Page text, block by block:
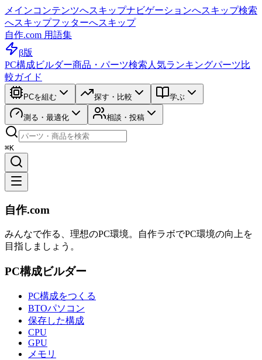
メインコンテンツへスキップナビゲーションへスキップ検索
へスキップフッターへスキップ
自作.com 用語集
β版
PC構成ビルダー商品・パーツ検索 人気ランキングパーツ比
較ガイド
PCを組む 探す・比較 学ぶ
測る・最適化 相談・投稿
⌘K
自作.com
みんなで作る、理想のPC環境。 自作ラボでPC環境の向上を
目指しましょう。
PC構成ビルダー
PC構成をつくる
BTOパソコン
保存した構成
CPU
GPU
メモリ